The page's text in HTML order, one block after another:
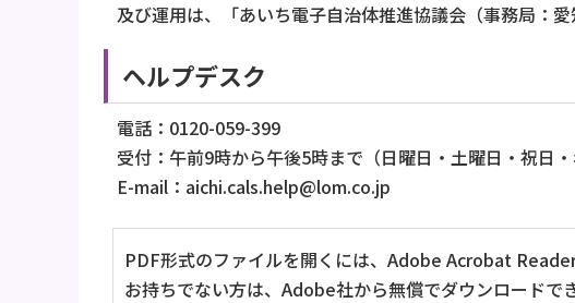
及び運用は、「あいち電子自治体推進協議会（事務局：
ヘルプデスク
電話：0120-059-399
受付：午前9時から午後5時まで（日曜日・土曜日・祝日・
E-mail：aichi.cals.help@lom.co.jp
PDF形式のファイルを開くには、Adobe Acrobat Reader
お持ちでない方は、Adobe社から無償でダウンロードでき